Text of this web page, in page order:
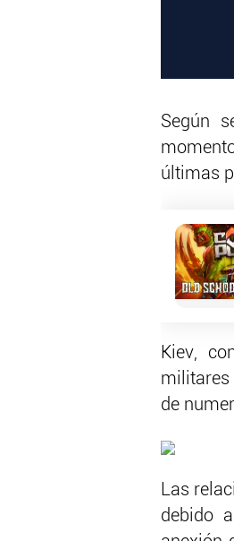
Según
últimas
Kiev,
militares
de
Las
debido